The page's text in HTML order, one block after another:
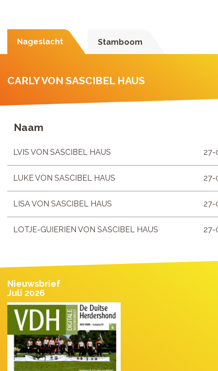
Nageslacht Stamboom
CARLY VON SASCIBEL HAUS
Naam
LVIS VON SASCIBEL HAUS 27-
LUKE VON SASCIBEL HAUS 27-
LISA VON SASCIBEL HAUS 27-
LOTJE-GUIERIEN VON SASCIBEL HAUS 27-
Nieuwsbrief
Juli 2026